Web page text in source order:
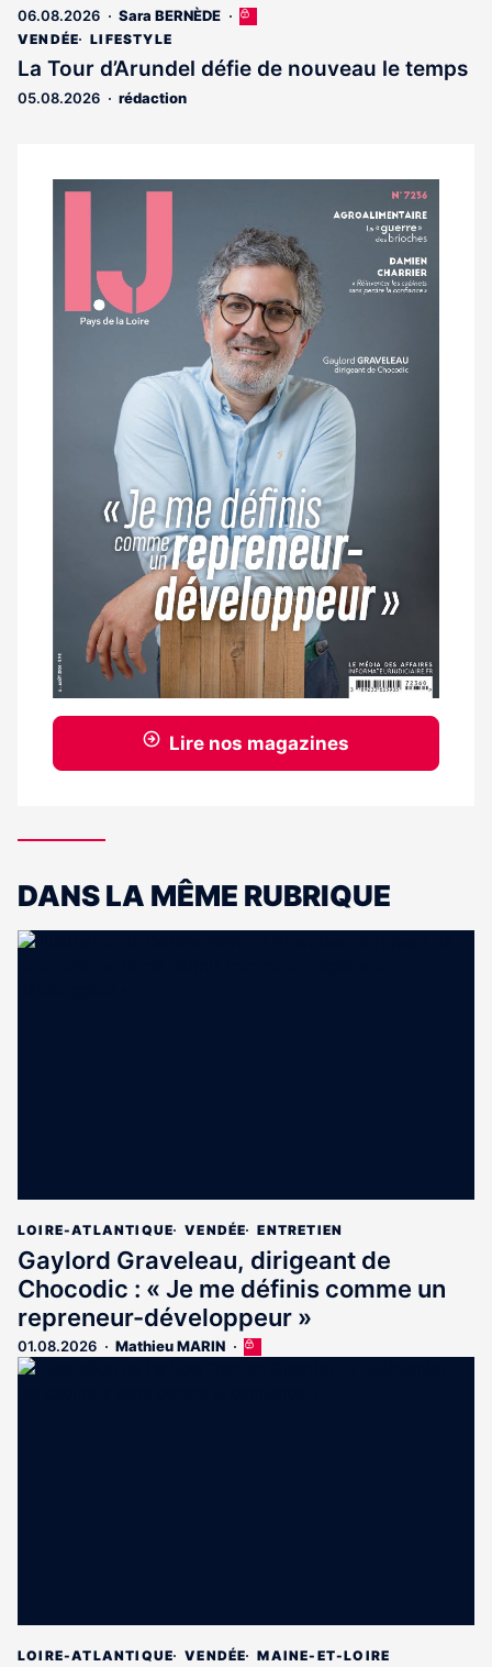
abonnés
06.08.2026 Sara BERNÈDE
Cet
réservé
VENDÉE LIFESTYLE
La Tour d’Arundel défie de nouveau le temps
05.08.2026 rédaction
Notre
magazine
Lire nos magazines
DANS LA MÊME RUBRIQUE
LOIRE-ATLANTIQUE VENDÉE ENTRETIEN
Gaylord Graveleau, dirigeant de
Chocodic : « Je me définis comme un
repreneur-développeur »
01.08.2026 Mathieu MARIN
Cet
LOIRE-ATLANTIQUE VENDÉE MAINE-ET-LOIRE